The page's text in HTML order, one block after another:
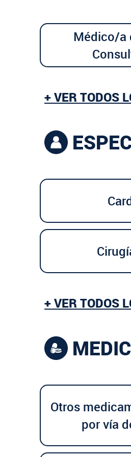
Médico/a
+ VER TODOS
+ VER TODOS
Otros
por vía